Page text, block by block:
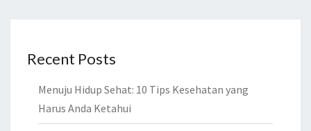
Recent Posts
Menuju Hidup Sehat: 10 Tips Kesehatan yang
Harus Anda Ketahui